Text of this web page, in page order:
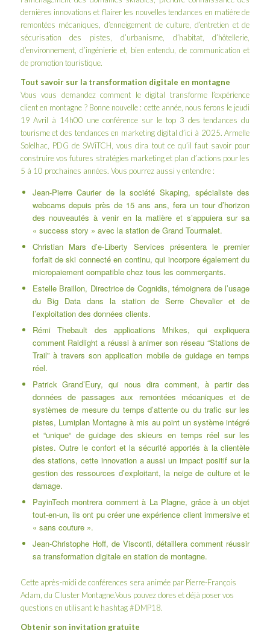
dernières innovations et flairer les nouvelles tendances en matière de
remontées mécaniques, d’enneigement de culture, d’entretien et de
sécurisation des pistes, d’urbanisme, d’habitat, d’hôtellerie,
d’environnement, d’ingénierie et, bien entendu, de communication et
de promotion touristique.
Tout savoir sur la transformation digitale en montagne
Vous vous demandez comment le digital transforme l’expérience
client en montagne ? Bonne nouvelle : cette année, nous ferons le jeudi
19 Avril à 14h00 une conférence sur le top 3 des tendances du
tourisme et des tendances en marketing digital d’ici à 2025.Armelle
Solelhac , PDG de SWiTCH , vous dira tout ce qu’il faut savoir pour
construire vos futures stratégies marketing et plan d’actions pour les
5 à 10 prochaines années. Vous pourrez aussi y entendre :
Jean-Pierre Caurierde la sociétéSkaping, spécialiste des
webcams depuis près de 15 ans ans, fera un tour d’horizon
des nouveautés à venir en la matière et s’appuiera sur sa
« success story » avec la station de Grand Tourmalet.
Christian Mars d’e-Liberty Services présentera le premier
forfait de ski connecté en continu, qui incorpore également du
micropaiement compatible chez tous les commerçants.
Estelle Braillon, Directrice de Cognidis, témoignera de l’usage
du Big Datadans la station de Serre Chevalier et de
l’exploitation des données clients.
Rémi Thebault des applications Mhikes, qui expliquera
comment Raidlight a réussi à animer son réseau “Stations de
Trail” à travers son application mobile de guidage en temps
réel.
Patrick Grand’Eury, qui nous dira comment, à partir des
données de passages aux remontées mécaniques et de
systèmes de mesure du temps d’attente ou du trafic sur les
pistes, Lumiplan Montagne à mis au point un système intégré
et “unique“ de guidage des skieurs en temps réel sur les
pistes. Outre le confort et la sécurité apportés à la clientèle
des stations, cette innovation a aussi un impact positif sur la
gestion des ressources d’exploitant, la neige de culture et le
damage.
PayinTechmontrera comment à La Plagne, grâce à un objet
tout-en-un, ils ont pu créer une expérience client immersive et
« sans couture ».
Jean-Christophe Hoff, de Visconti, détaillera comment réussir
sa transformation digitale en station de montagne.
Cette après-midi de conférences sera animée par Pierre-François
Adam , du Cluster Montagne.Vous pouvez dores et déjà poser vos
questions en utilisant le hashtag #DMP18.
Obtenir son invitation gratuite